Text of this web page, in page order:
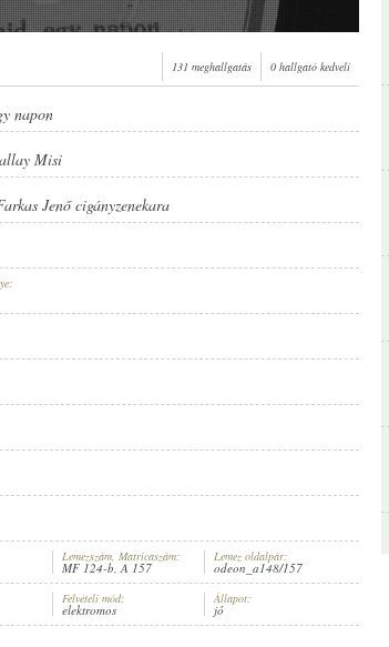
131 meghallgatás 0 hallgató kedveli
napon
Misi
Jenő cigányzenekara
Lemezszám, Matricaszám:
MF 124-b, A 157
Lemez oldalpár:
odeon_a148/157
Felvételi mód:
elektromos
Állapot:
jó